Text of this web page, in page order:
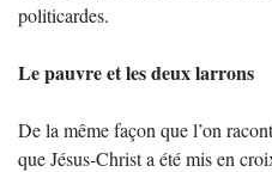
politicardes.
Le pauvre et les deux larrons
De la même façon que l’on
que Jésus-Christ a été mis en